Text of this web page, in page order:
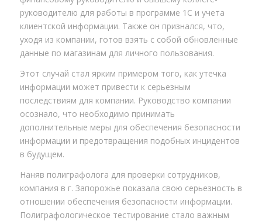
руководителю для работы в программе 1С и учета
клиентской информации. Также он признался, что,
уходя из компании, готов взять с собой обновленные
данные по магазинам для личного пользования.
Этот случай стал ярким примером того, как утечка
информации может привести к серьезным
последствиям для компании. Руководство компании
осознало, что необходимо принимать
дополнительные меры для обеспечения безопасности
информации и предотвращения подобных инцидентов
в будущем.
Наняв полиграфолога для проверки сотрудников,
компания в г. Запорожье показала свою серьезность в
отношении обеспечения безопасности информации.
Полиграфологическое тестирование стало важным